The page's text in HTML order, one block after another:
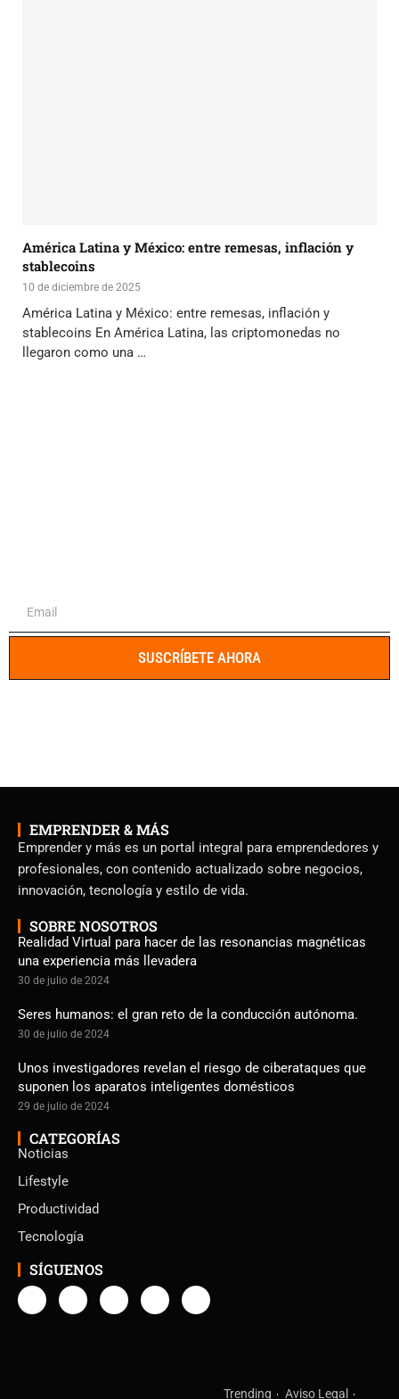
América Latina y México: entre remesas, inflación y
stablecoins
10 de diciembre de 2025
América Latina y México: entre remesas, inflación y
stablecoins En América Latina, las criptomonedas no
llegaron como una …
SUSCRÍBETE AHORA
EMPRENDER & MÁS
Emprender y más es un portal integral para emprendedores y
profesionales, con contenido actualizado sobre negocios,
innovación, tecnología y estilo de vida.
SOBRE NOSOTROS
Realidad Virtual para hacer de las resonancias magnéticas
una experiencia más llevadera
30 de julio de 2024
Seres humanos: el gran reto de la conducción autónoma.
30 de julio de 2024
Unos investigadores revelan el riesgo de ciberataques que
suponen los aparatos inteligentes domésticos
29 de julio de 2024
CATEGORÍAS
Noticias
Lifestyle
Productividad
Tecnología
SÍGUENOS
Trending Aviso Legal